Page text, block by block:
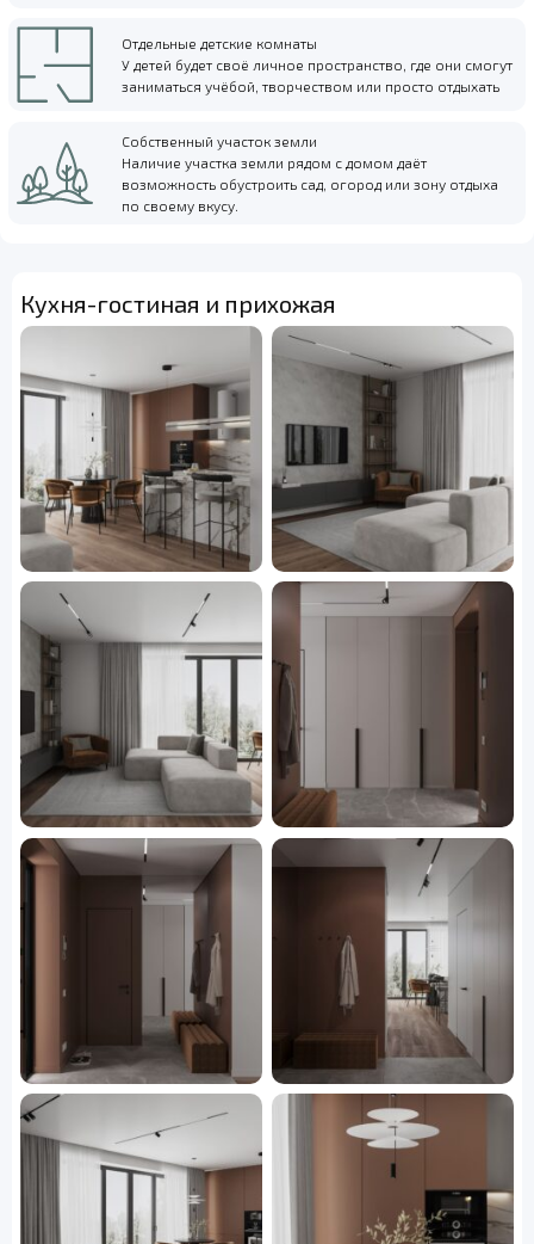
Отдельные детские комнаты
У детей будет своё личное пространство, где они смогут
заниматься учёбой, творчеством или просто отдыхать
Собственный участок земли
Наличие участка земли рядом с домом даёт
возможность обустроить сад, огород или зону отдыха
по своему вкусу.
Кухня-гостиная и прихожая